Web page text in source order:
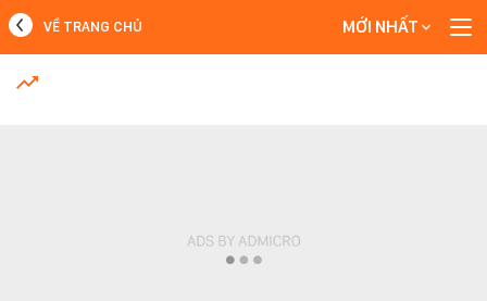
MỚI NHẤT
VỀ TRANG CHỦ MỚI NHẤT